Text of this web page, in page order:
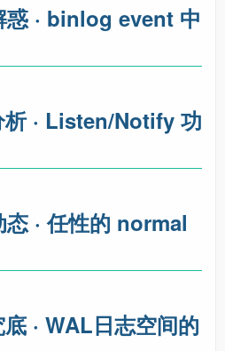
惑 · binlog event 中
析 · Listen/Notify 功
· 任性的 normal
· WAL日志空间的